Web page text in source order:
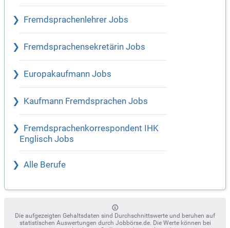
Fremdsprachenlehrer Jobs
Fremdsprachensekretärin Jobs
Europakaufmann Jobs
Kaufmann Fremdsprachen Jobs
Fremdsprachenkorrespondent IHK
Englisch Jobs
Alle Berufe
Die aufgezeigten Gehaltsdaten sind Durchschnittswerte und beruhen auf
statistischen Auswertungen durch Jobbörse.de. Die Werte können bei